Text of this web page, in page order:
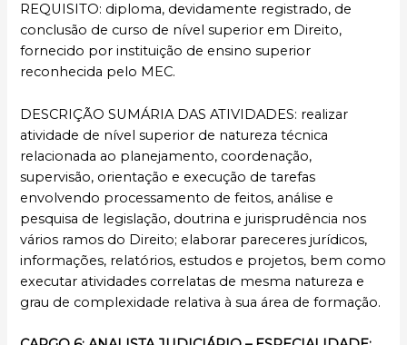
REQUISITO: diploma, devidamente registrado, de
conclusão de curso de nível superior em Direito,
fornecido por instituição de ensino superior
reconhecida pelo MEC.
DESCRIÇÃO SUMÁRIA DAS ATIVIDADES: realizar
atividade de nível superior de natureza técnica
relacionada ao planejamento, coordenação,
supervisão, orientação e execução de tarefas
envolvendo processamento de feitos, análise e
pesquisa de legislação, doutrina e jurisprudência nos
vários ramos do Direito; elaborar pareceres jurídicos,
informações, relatórios, estudos e projetos, bem como
executar atividades correlatas de mesma natureza e
grau de complexidade relativa à sua área de formação.